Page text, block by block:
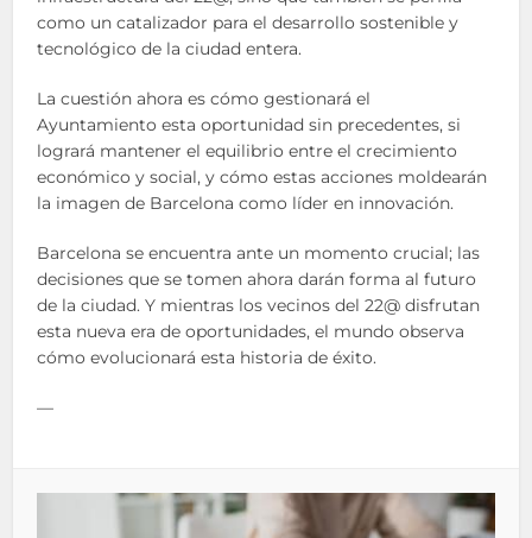
como un catalizador para el desarrollo sostenible y
tecnológico de la ciudad entera.
La cuestión ahora es cómo gestionará el
Ayuntamiento esta oportunidad sin precedentes, si
logrará mantener el equilibrio entre el crecimiento
económico y social, y cómo estas acciones moldearán
la imagen de Barcelona como líder en innovación.
Barcelona se encuentra ante un momento crucial; las
decisiones que se tomen ahora darán forma al futuro
de la ciudad. Y mientras los vecinos del 22@ disfrutan
esta nueva era de oportunidades, el mundo observa
cómo evolucionará esta historia de éxito.
—